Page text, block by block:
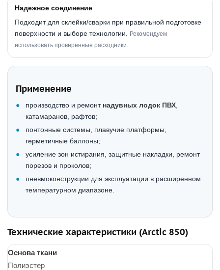
Надежное соединение
Подходит для склейки/сварки при правильной подготовке
поверхности и выборе технологии.
Рекомендуем
использовать проверенные расходники.
Применение
производство и ремонт надувных лодок ПВХ
катамаранов, рафтов;
понтонные системы, плавучие платформы,
герметичные баллоны;
усиление зон истирания, защитные накладки, ремонт
порезов и проколов;
пневмоконструкции для эксплуатации в расширенном
температурном диапазоне.
Технические характеристики (Arctic 850)
Основа ткани
Полиэстер